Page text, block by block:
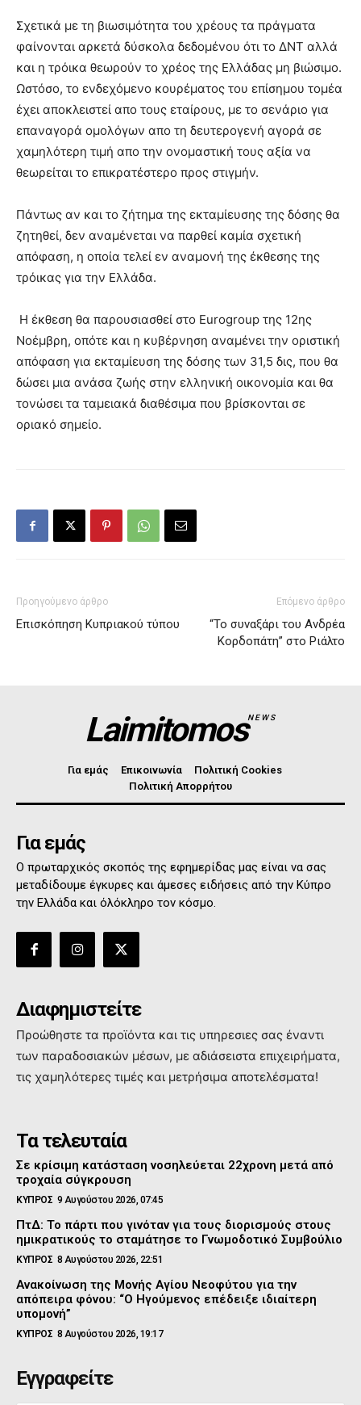
Σχετικά με τη βιωσιμότητα του χρέους τα πράγματα
φαίνονται αρκετά δύσκολα δεδομένου ότι το ΔΝΤ αλλά
και η τρόικα θεωρούν το χρέος της Ελλάδας μη βιώσιμο.
Ωστόσο, το ενδεχόμενο κουρέματος του επίσημου τομέα
έχει αποκλειστεί απο τους εταίρους, με το σενάριο για
επαναγορά ομολόγων απο τη δευτερογενή αγορά σε
χαμηλότερη τιμή απο την ονομαστική τους αξία να
θεωρείται το επικρατέστερο προς στιγμήν.
Πάντως αν και το ζήτημα της εκταμίευσης της δόσης θα
ζητηθεί, δεν αναμένεται να παρθεί καμία σχετική
απόφαση, η οποία τελεί εν αναμονή της έκθεσης της
τρόικας για την Ελλάδα.
Η έκθεση θα παρουσιασθεί στο Eurogroup της 12ης
Νοέμβρη, οπότε και η κυβέρνηση αναμένει την οριστική
απόφαση για εκταμίευση της δόσης των 31,5 δις, που θα
δώσει μια ανάσα ζωής στην ελληνική οικονομία και θα
τονώσει τα ταμειακά διαθέσιμα που βρίσκονται σε
οριακό σημείο.
Προηγούμενο άρθρο
Επισκόπηση Κυπριακού τύπου
Επόμενο άρθρο
“Το συναξάρι του Ανδρέα
Κορδοπάτη” στο Ριάλτο
LaimitomosNEWS
Για εμάς Επικοινωνία
Πολιτική Cookies
Πολιτική Απορρήτου
Για εμάς
Ο πρωταρχικός σκοπός της εφημερίδας μας είναι να σας
μεταδίδουμε έγκυρες και άμεσες ειδήσεις από την Κύπρο
την Ελλάδα και όλόκληρο τον κόσμο.
Διαφημιστείτε
Προώθηστε τα προϊόντα και τις υπηρεσιες σας έναντι
των παραδοσιακών μέσων, με αδιάσειστα επιχειρήματα,
τις χαμηλότερες τιμές και μετρήσιμα αποτελέσματα!
Τα τελευταία
Σε κρίσιμη κατάσταση νοσηλεύεται 22χρονη μετά από
τροχαία σύγκρουση
ΚΥΠΡΟΣ 9 Αυγούστου 2026, 07:45
ΠτΔ: Το πάρτι που γινόταν για τους διορισμούς στους
ημικρατικούς το σταμάτησε το Γνωμοδοτικό Συμβούλιο
ΚΥΠΡΟΣ 8 Αυγούστου 2026, 22:51
Ανακοίνωση της Μονής Αγίου Νεοφύτου για την
απόπειρα φόνου: “Ο Ηγούμενος επέδειξε ιδιαίτερη
υπομονή”
ΚΥΠΡΟΣ 8 Αυγούστου 2026, 19:17
Εγγραφείτε